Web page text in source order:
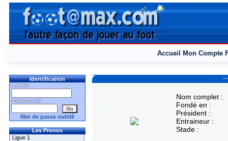
Accueil Mon Compte
Identification
LOGIN
PASSWORD
Mot de passe oublié
Les Pronos
Ligue 1
Nom complet :
Fondé en :
Président :
Entraineur :
Stade :